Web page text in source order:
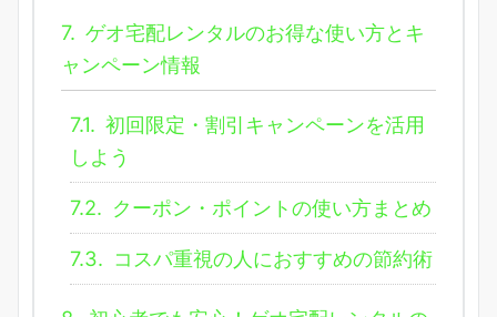
7. ゲオ宅配レンタルのお得な使い方とキ
ャンペーン情報
7.1. 初回限定・割引キャンペーンを活用
しよう
7.2. クーポン・ポイントの使い方まとめ
7.3. コスパ重視の人におすすめの節約術